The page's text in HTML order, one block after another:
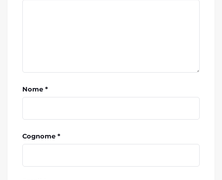
Nome *
Cognome *